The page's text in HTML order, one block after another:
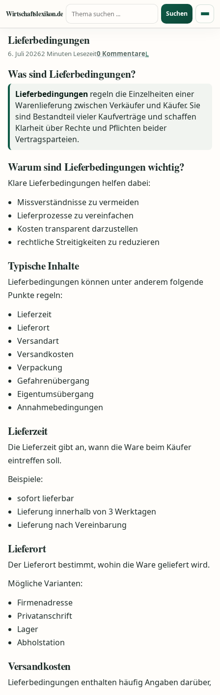
Zum Inhalt springen
Wirtschaftslexikon.de
Suche nach:
Suchen
Lieferbedingungen
6. Juli 20262 Minuten Lesezeit0 KommentareL
Was sind Lieferbedingungen?
Lieferbedingungen regeln die Einzelheiten einer
Warenlieferung zwischen Verkäufer und Käufer. Sie
sind Bestandteil vieler Kaufverträge und schaffen
Klarheit über Rechte und Pflichten beider
Vertragsparteien.
Warum sind Lieferbedingungen wichtig?
Klare Lieferbedingungen helfen dabei:
Missverständnisse zu vermeiden
Lieferprozesse zu vereinfachen
Kosten transparent darzustellen
rechtliche Streitigkeiten zu reduzieren
Typische Inhalte
Lieferbedingungen können unter anderem folgende
Punkte regeln:
Lieferzeit
Lieferort
Versandart
Versandkosten
Verpackung
Gefahrenübergang
Eigentumsübergang
Annahmebedingungen
Lieferzeit
Die Lieferzeit gibt an, wann die Ware beim Käufer
eintreffen soll.
Beispiele:
sofort lieferbar
Lieferung innerhalb von 3 Werktagen
Lieferung nach Vereinbarung
Lieferort
Der Lieferort bestimmt, wohin die Ware geliefert wird.
Mögliche Varianten:
Firmenadresse
Privatanschrift
Lager
Abholstation
Versandkosten
Lieferbedingungen enthalten häufig Angaben darüber,